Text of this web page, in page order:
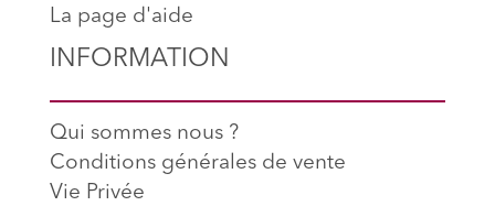
La page d'aide
INFORMATION
Qui sommes nous ?
Conditions générales de vente
Vie Privée